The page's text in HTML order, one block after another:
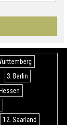
3. Berlin
12. Saarland